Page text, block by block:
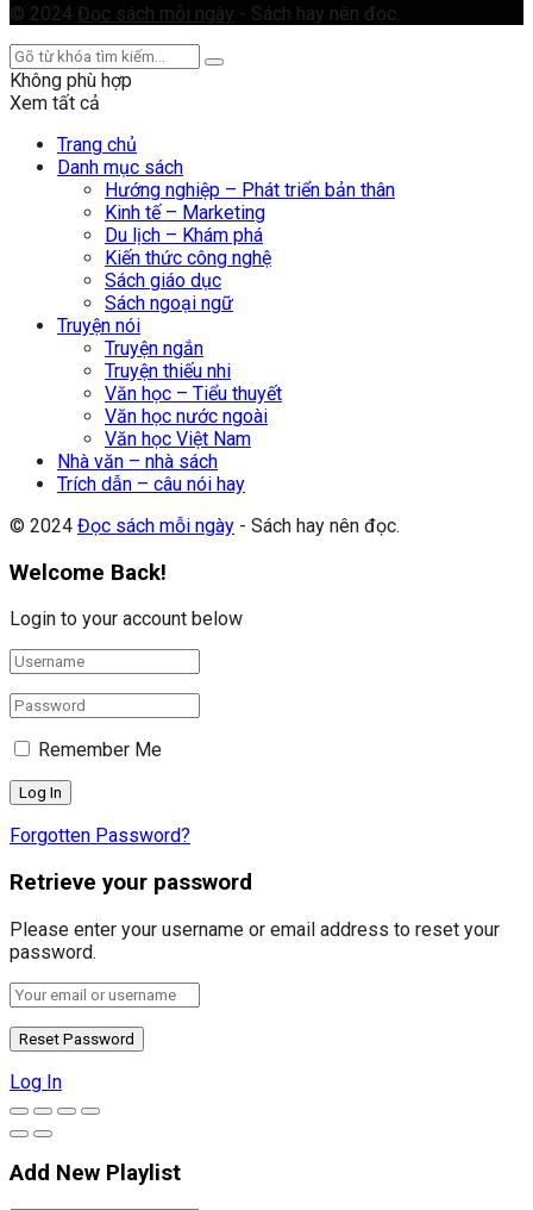
© 2024 Đọc sách mỗi ngày - Sách hay nên đọc.
Không phù hợp
Xem tất cả
Trang chủ
Danh mục sách
Hướng nghiệp – Phát triển bản thân
Kinh tế – Marketing
Du lịch – Khám phá
Kiến thức công nghệ
Sách giáo dục
Sách ngoại ngữ
Truyện nói
Truyện ngắn
Truyện thiếu nhi
Văn học – Tiểu thuyết
Văn học nước ngoài
Văn học Việt Nam
Nhà văn – nhà sách
Trích dẫn – câu nói hay
© 2024 Đọc sách mỗi ngày - Sách hay nên đọc.
Welcome Back!
Login to your account below
Remember Me
Forgotten Password?
Retrieve your password
Please enter your username or email address to reset your
password.
Log In
Add New Playlist